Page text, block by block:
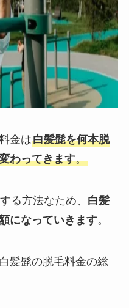
金は白髪髭を何本脱
わってきます。
る方法なため、 白髪
になっていきます。
髪髭の脱毛料金の総